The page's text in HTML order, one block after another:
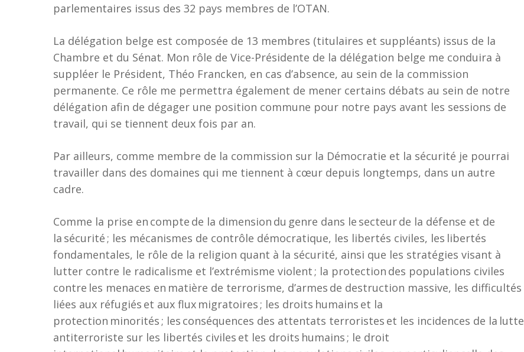
parlementaires issus des 32 pays membres de l’OTAN.
La délégation belge est composée de 13 membres (titulaires et suppléants) issus de la
Chambre et du Sénat. Mon rôle de Vice-Présidente de la délégation belge me conduira à
suppléer le Président, Théo Francken, en cas d’absence, au sein de la commission
permanente. Ce rôle me permettra également de mener certains débats au sein de notre
délégation afin de dégager une position commune pour notre pays avant les sessions de
travail, qui se tiennent deux fois par an.
Par ailleurs, comme membre de la commission sur la Démocratie et la sécurité je pourrai
travailler dans des domaines qui me tiennent à cœur depuis longtemps, dans un autre
cadre.
Comme la prise en compte de la dimension du genre dans le secteur de la défense et de
la sécurité ; les mécanismes de contrôle démocratique, les libertés civiles, les libertés
fondamentales, le rôle de la religion quant à la sécurité, ainsi que les stratégies visant à
lutter contre le radicalisme et l’extrémisme violent ; la protection des populations civiles
contre les menaces en matière de terrorisme, d’armes de destruction massive, les difficultés
liées aux réfugiés et aux flux migratoires ; les droits humains et la
protection minorités ; les conséquences des attentats terroristes et les incidences de la lutte
antiterroriste sur les libertés civiles et les droits humains ; le droit